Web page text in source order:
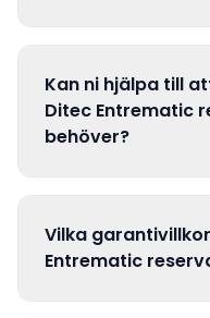
Kan ni hjälpa till
Ditec Entrematic
behöver?
Vilka
Entrematic